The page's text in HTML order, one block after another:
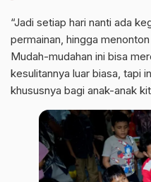
“Jadi setiap hari nanti ada
permainan, hingga
Mudah-mudahan ini bisa
kesulitannya luar biasa, tapi
khususnya bagi anak-anak